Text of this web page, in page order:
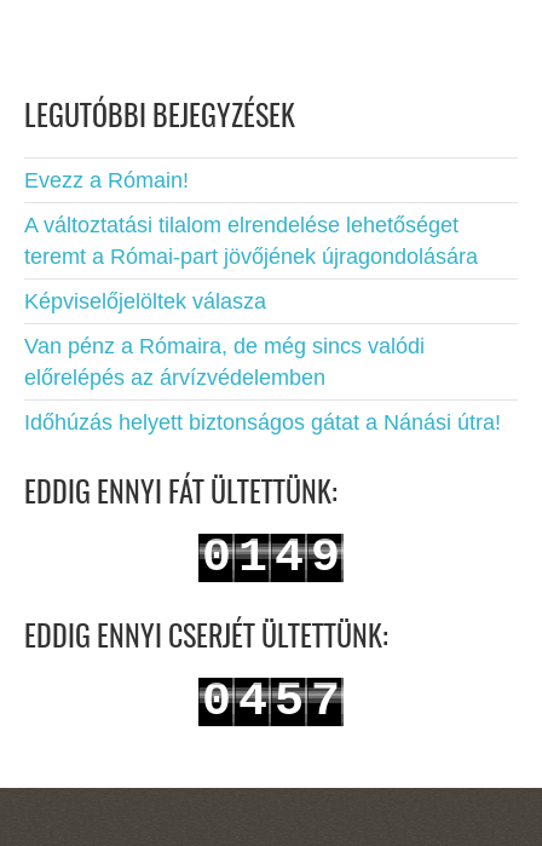
LEGUTÓBBI BEJEGYZÉSEK
Evezz a Rómain!
A változtatási tilalom elrendelése lehetőséget
teremt a Római-part jövőjének újragondolására
Képviselőjelöltek válasza
Van pénz a Rómaira, de még sincs valódi
előrelépés az árvízvédelemben
Időhúzás helyett biztonságos gátat a Nánási útra!
EDDIG ENNYI FÁT ÜLTETTÜNK:
01
2
49
EDDIG ENNYI CSERJÉT ÜLTETTÜNK:
0457